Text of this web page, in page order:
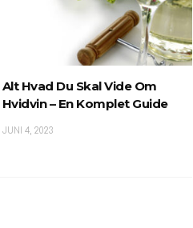
Alt Hvad Du Skal Vide Om
Hvidvin – En Komplet Guide
JUNI 4, 2023